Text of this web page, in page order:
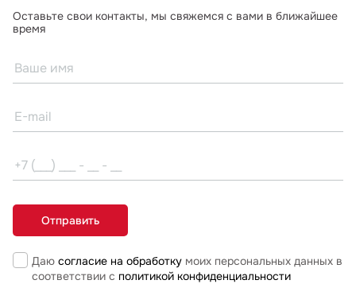
Оставьте свои контакты, мы свяжемся с вами в ближайшее
время
Даю согласие на обработкумоих персональных данных в
соответствии с политикой конфиденциальности